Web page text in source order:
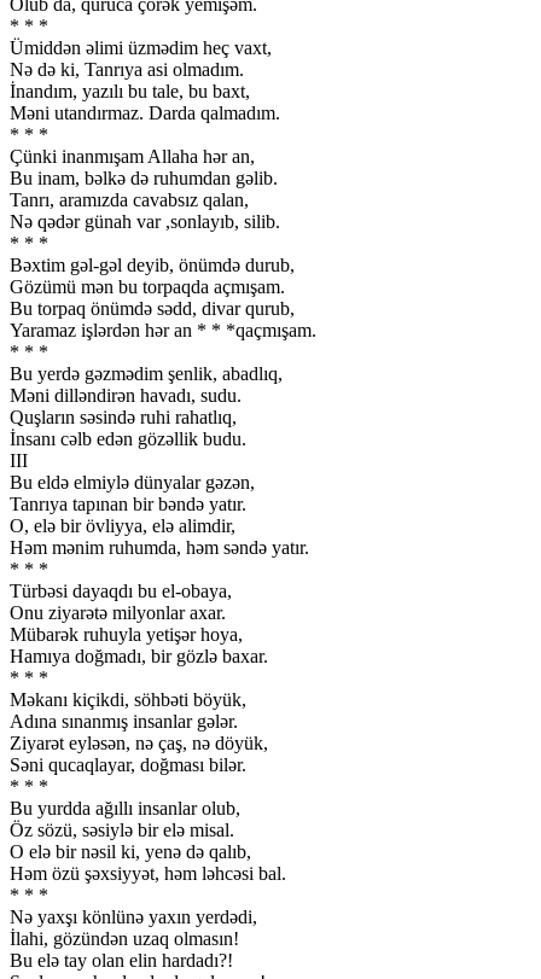
Olub da, quruca çörək yemişəm.
* * *
Ümiddən əlimi üzmədim heç vaxt,
Nə də ki, Tanrıya asi olmadım.
İnandım, yazılı bu tale, bu baxt,
Məni utandırmaz. Darda qalmadım.
* * *
Çünki inanmışam Allaha hər an,
Bu inam, bəlkə də ruhumdan gəlib.
Tanrı, aramızda cavabsız qalan,
Nə qədər günah var ,sonlayıb, silib.
* * *
Bəxtim gəl-gəl deyib, önümdə durub,
Gözümü mən bu torpaqda açmışam.
Bu torpaq önümdə sədd, divar qurub,
Yaramaz işlərdən hər an * * *qaçmışam.
* * *
Bu yerdə gəzmədim şenlik, abadlıq,
Məni dilləndirən havadı, sudu.
Quşların səsində ruhi rahatlıq,
İnsanı cəlb edən gözəllik budu.
III
Bu eldə elmiylə dünyalar gəzən,
Tanrıya tapınan bir bəndə yatır.
O, elə bir övliyya, elə alimdir,
Həm mənim ruhumda, həm səndə yatır.
* * *
Türbəsi dayaqdı bu el-obaya,
Onu ziyarətə milyonlar axar.
Mübarək ruhuyla yetişər hoya,
Hamıya doğmadı, bir gözlə baxar.
* * *
Məkanı kiçikdi, söhbəti böyük,
Adına sınanmış insanlar gələr.
Ziyarət eyləsən, nə çaş, nə döyük,
Səni qucaqlayar, doğması bilər.
* * *
Bu yurdda ağıllı insanlar olub,
Öz sözü, səsiylə bir elə misal.
O elə bir nəsil ki, yenə də qalıb,
Həm özü şəxsiyyət, həm ləhcəsi bal.
* * *
Nə yaxşı könlünə yaxın yerdədi,
İlahi, gözündən uzaq olmasın!
Bu elə tay olan elin hardadı?!